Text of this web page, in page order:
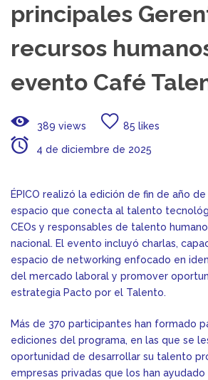
principales
recursos
evento Café
389 views 85 likes
4 de diciembre de 2025
ÉPICO realizó la edición de fin de año
espacio que conecta al talento
CEOs y responsables de talento
nacional. El evento incluyó charlas,
espacio de networking enfocado en
del mercado laboral y promover
estrategia Pacto por el Talento.
Más de 370 participantes han formado
ediciones del programa, en las que se
oportunidad de desarrollar su talento
empresas privadas que los han ayudado